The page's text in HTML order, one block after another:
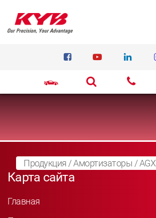
Продукция /Амортизаторы /AGX
Карта сайта
Главная